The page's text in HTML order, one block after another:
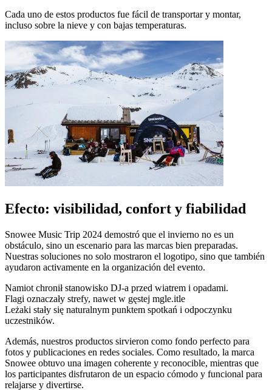
Cada uno de estos productos fue fácil de transportar y montar,
incluso sobre la nieve y con bajas temperaturas.
Efecto: visibilidad, confort y fiabilidad
Snowee Music Trip 2024 demostró que el invierno no es un
obstáculo, sino un escenario para las marcas bien preparadas.
Nuestras soluciones no solo mostraron el logotipo, sino que también
ayudaron activamente en la organización del evento.
Namiot chronił stanowisko DJ-a przed wiatrem i opadami.
Flagi oznaczały strefy, nawet w gęstej mgle.itle
Leżaki stały się naturalnym punktem spotkań i odpoczynku
uczestników.
Además, nuestros productos sirvieron como fondo perfecto para
fotos y publicaciones en redes sociales. Como resultado, la marca
Snowee obtuvo una imagen coherente y reconocible, mientras que
los participantes disfrutaron de un espacio cómodo y funcional para
relajarse y divertirse.